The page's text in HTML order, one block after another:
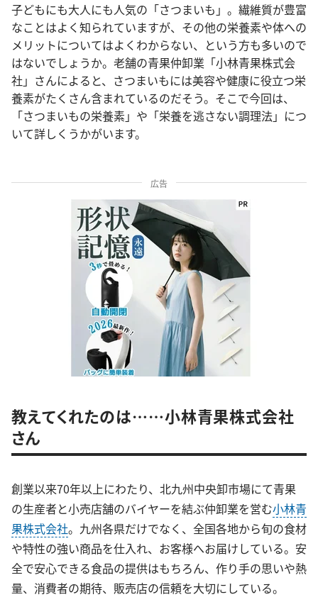
子どもにも大人にも人気の「さつまいも」。繊維質が豊富
なことはよく知られていますが、その他の栄養素や体への
メリットについてはよくわからない、という方も多いので
はないでしょうか。老舗の青果仲卸業「小林青果株式会
社」さんによると、さつまいもには美容や健康に役立つ栄
養素がたくさん含まれているのだそう。そこで今回は、
「さつまいもの栄養素」や「栄養を逃さない調理法」につ
いて詳しくうかがいます。
広告
教えてくれたのは……小林青果株式会社
さん
創業以来70年以上にわたり、北九州中央卸市場にて青果
の生産者と小売店舗のバイヤーを結ぶ仲卸業を営む小林青
果株式会社。九州各県だけでなく、全国各地から旬の食材
や特性の強い商品を仕入れ、お客様へお届けしている。安
全で安心できる食品の提供はもちろん、作り手の思いや熱
量、消費者の期待、販売店の信頼を大切にしている。